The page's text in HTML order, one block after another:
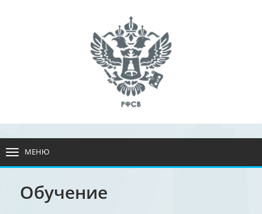
МЕНЮ
Обучение